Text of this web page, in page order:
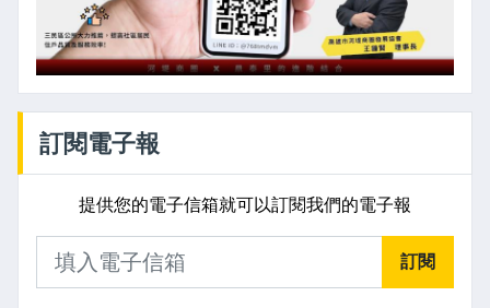
訂閱電子報
提供您的電子信箱就可以訂閱我們的電子報
訂閱